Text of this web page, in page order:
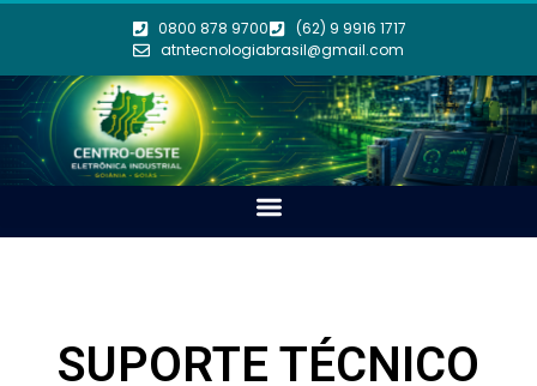
0800 878 9700
(62) 9 9916 1717
atntecnologiabrasil@gmail.com
SUPORTE TÉCNICO